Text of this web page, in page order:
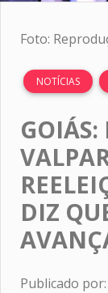
Foto:
NOTÍCIAS
GOIÁS:
DIZ
Publicado